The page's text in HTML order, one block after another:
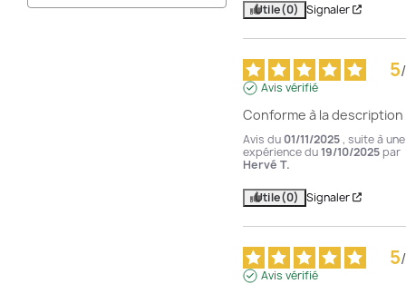
Utile(0) Signaler
5/
Avis vérifié
Conforme à la description
Avis du 01/11/2025, suite à une
expérience du19/10/2025 par
Hervé T.
Utile(0) Signaler
5/
Avis vérifié